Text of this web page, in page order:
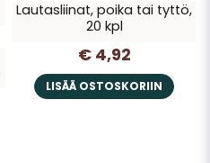
Lautasliinat, poika tai tyttö,
20 kpl
€ 4,92
LISÄÄ OSTOSKORIIN